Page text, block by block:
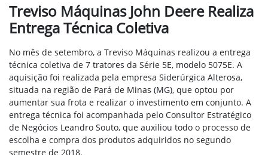
Treviso Máquinas John Deere Realiza
Entrega Técnica Coletiva
No mês de setembro, a Treviso Máquinas realizou a entrega
técnica coletiva de 7 tratores da Série 5E, modelo 5075E. A
aquisição foi realizada pela empresa Siderúrgica Alterosa,
situada na região de Pará de Minas (MG), que optou por
aumentar sua frota e realizar o investimento em conjunto. A
entrega técnica foi acompanhada pelo Consultor Estratégico
de Negócios Leandro Souto, que auxiliou todo o processo de
escolha e compra dos produtos adquiridos no segundo
semestre de 2018.